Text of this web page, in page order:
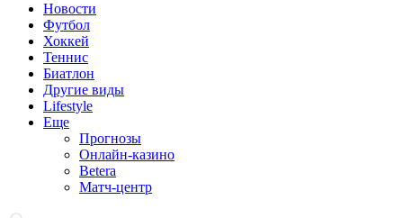
Новости
Футбол
Хоккей
Теннис
Биатлон
Другие виды
Lifestyle
Еще
Прогнозы
Онлайн-казино
Betera
Матч-центр